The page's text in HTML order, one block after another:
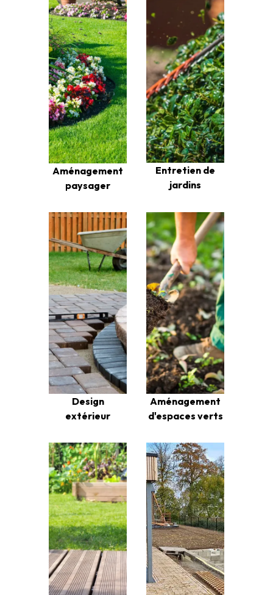
Aménagement
paysager
Entretien de
jardins
Design
extérieur
Aménagement
d'espaces verts